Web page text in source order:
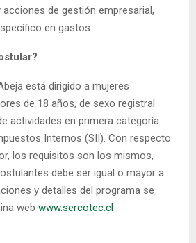
de gestión empresarial,
en gastos.
está dirigido a mujeres
de 18 años, de sexo registral
actividades en primera categoría
Internos (SII). Con respecto
los requisitos son los mismos,
debe ser igual o mayor a
y detalles del programa se
web www.sercotec.cl